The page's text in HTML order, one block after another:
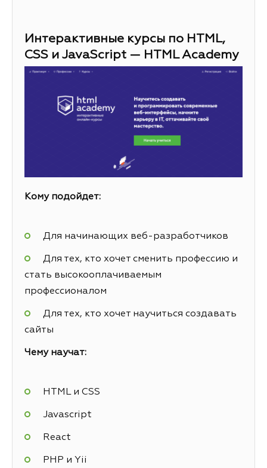
Интерактивные курсы по HTML,
CSS и JavaScript — HTML Academy
Кому подойдет:
Для начинающих веб-разработчиков
Для тех, кто хочет сменить профессию и
стать высокооплачиваемым
профессионалом
Для тех, кто хочет научиться создавать
сайты
Чему научат:
HTML и CSS
Javascript
React
PHP и Yii